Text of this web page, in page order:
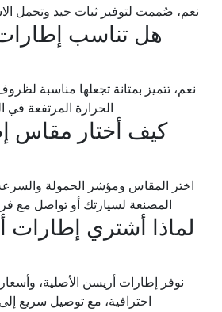
نعم، صُممت لتوفير ثبات جيد وتحمل
هل تناسب
نعم، تتميز بمتانة تجعلها مناسبة
الحرارة المرتفعة في
كيف أختار مقاس
اختر المقاس ومؤشر الحمولة
المصنعة لسيارتك أو تواصل مع
لماذا أشتري إطارات
نوفر إطارات أريسن الأصلية،
احترافية، مع توصيل سريع